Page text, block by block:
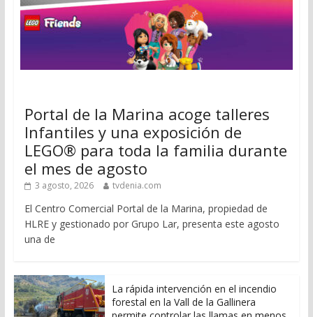
Portal de la Marina acoge talleres
Infantiles y una exposición de
LEGO® para toda la familia durante
el mes de agosto
3 agosto, 2026 tvdenia.com
El Centro Comercial Portal de la Marina, propiedad de
HLRE y gestionado por Grupo Lar, presenta este agosto
una de
La rápida intervención en el incendio
forestal en la Vall de la Gallinera